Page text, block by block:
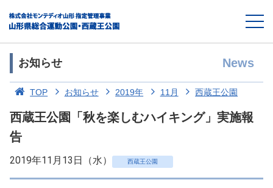
お知らせ News
TOP お知らせ 2019年 11月 西蔵王公園
西蔵王公園「秋を楽しむハイキング」実施報
告
2019年11月13日（水） 西蔵王公園